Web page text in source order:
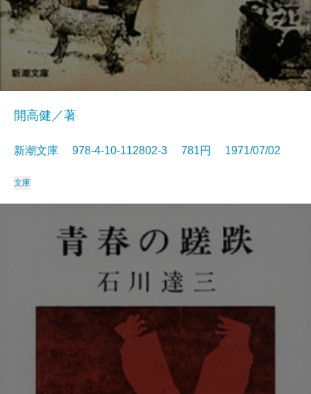
開高健／著
新潮文庫 978-4-10-112802-3 781円 1971/07/02
文庫